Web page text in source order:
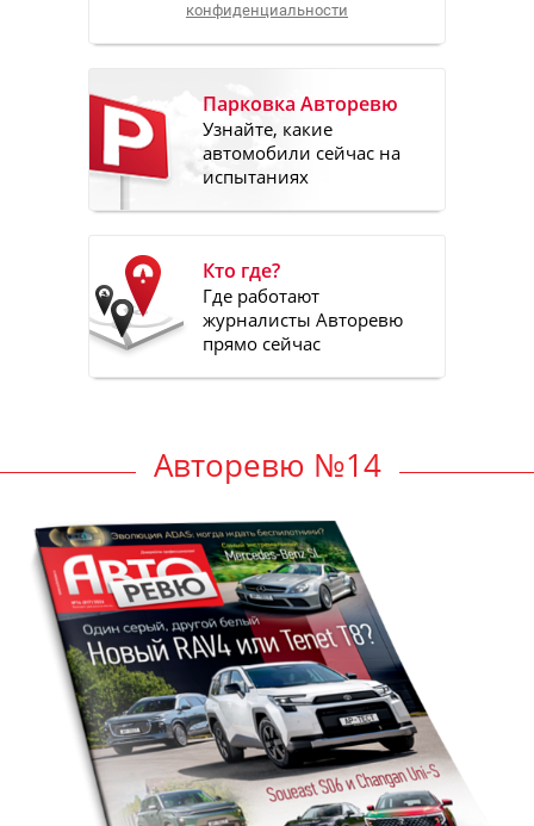
конфиденциальности
Парковка Авторевю
Узнайте, какие
автомобили сейчас на
испытаниях
Кто где?
Где работают
журналисты Авторевю
прямо сейчас
Авторевю №14